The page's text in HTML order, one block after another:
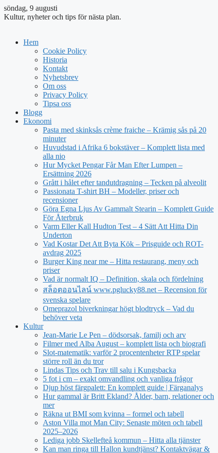
söndag, 9 augusti
Kultur, nyheter och tips för nästa plan.
Hem
Cookie Policy
Historia
Kontakt
Nyhetsbrev
Om oss
Privacy Policy
Tipsa oss
Blogg
Ekonomi
Pasta med skinksås crème fraiche – Krämig sås på 20
minuter
Huvudstad i Afrika 6 bokstäver – Komplett lista med
alla nio
Hur Mycket Pengar Får Man Efter Lumpen –
Ersättning 2026
Grått i hålet efter tandutdragning – Tecken på alveolit
Passionata T-shirt BH – Modeller, priser och
recensioner
Göra Egna Ljus Av Gammalt Stearin – Komplett Guide
För Återbruk
Varm Eller Kall Hudton Test – 4 Sätt Att Hitta Din
Underton
Vad Kostar Det Att Byta Kök – Prisguide och ROT-
avdrag 2025
Burger King near me – Hitta restaurang, meny och
priser
Vad är normalt IQ – Definition, skala och fördelning
สล็อตออนไลน์ www.pglucky88.net – Recension för
svenska spelare
Omeprazol biverkningar högt blodtryck – Vad du
behöver veta
Kultur
Jean‑Marie Le Pen – dödsorsak, familj och arv
Filmer med Alba August – komplett lista och biografi
Slot-matematik: varför 2 procentenheter RTP spelar
större roll än du tror
Lindas Tips och Trav till salu i Kungsbacka
5 fot i cm – exakt omvandling och vanliga frågor
Djup höst färgpalett: En komplett guide | Färganalys
Hur gammal är Britt Ekland? Ålder, barn, relationer och
mer
Räkna ut BMI som kvinna – formel och tabell
Aston Villa mot Man City: Senaste möten och tabell
2025–2026
Lediga jobb Skellefteå kommun – Hitta alla tjänster
Kan man ringa till Hallon kundtjänst? Kontaktvägar &